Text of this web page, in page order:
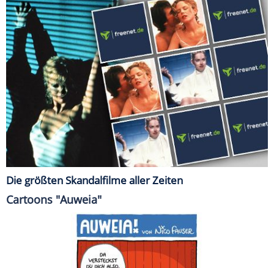
Die größten Skandalfilme aller Zeiten
Cartoons "Auweia"